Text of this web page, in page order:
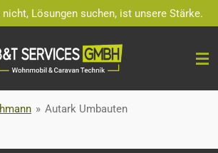
Lösungen suchen, ist unsere Stärke.
» Autark Umbauten